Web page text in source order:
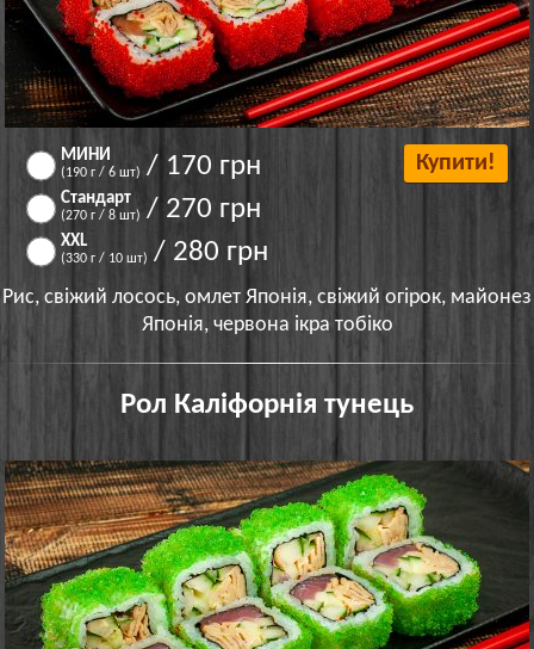
МИНИ
(190 г / 6 шт) / 170 грн
Стандарт
(270 г / 8 шт) / 270 грн
XXL
(330 г / 10 шт) / 280 грн
Купити!
Рис, свіжий лосось, омлет Японія, свіжий огірок, майонез
Японія, червона ікра тобіко
Рол Каліфорнія тунець